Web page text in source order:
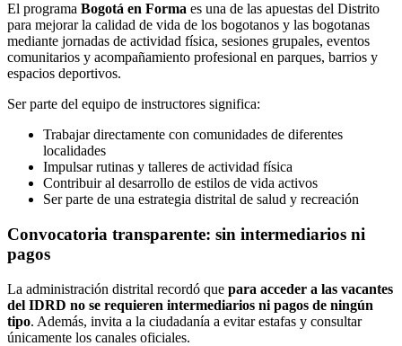
El programa Bogotá en Forma es una de las apuestas del Distrito
para mejorar la calidad de vida de los bogotanos y las bogotanas
mediante jornadas de actividad física, sesiones grupales, eventos
comunitarios y acompañamiento profesional en parques, barrios y
espacios deportivos.
Ser parte del equipo de instructores significa:
Trabajar directamente con comunidades de diferentes
localidades
Impulsar rutinas y talleres de actividad física
Contribuir al desarrollo de estilos de vida activos
Ser parte de una estrategia distrital de salud y recreación
Convocatoria transparente: sin intermediarios ni
pagos
La administración distrital recordó que para acceder a las vacantes
del IDRD no se requieren intermediarios ni pagos de ningún
tipo. Además, invita a la ciudadanía a evitar estafas y consultar
únicamente los canales oficiales.